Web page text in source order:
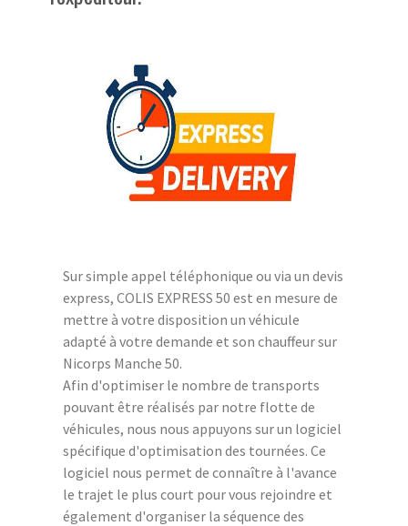
Sur simple appel téléphonique ou via un devis
express, COLIS EXPRESS 50 est en mesure de
mettre à votre disposition un véhicule
adapté à votre demande et son chauffeur sur
Nicorps Manche 50.
Afin d'optimiser le nombre de transports
pouvant être réalisés par notre flotte de
véhicules, nous nous appuyons sur un logiciel
spécifique d'optimisation des tournées. Ce
logiciel nous permet de connaître à l'avance
le trajet le plus court pour vous rejoindre et
également d'organiser la séquence des